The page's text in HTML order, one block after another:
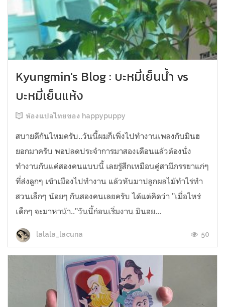
Kyungmin's Blog : บะหมี่เย็นน้ำ vs
บะหมี่เย็นแห้ง
ห้องแปลไทยของ happypuppy
สบายดีกันไหมครับ..วันนี้ผมก็เพิ่งไปทำงานเพลงกับมินฮ
ยอกมาครับ พอปลดประจำการมาสองเดือนแล้วต้องนั่ง
ทำงานกันแค่สองคนแบบนี้ เลยรู้สึกเหมือนคู่สามีภรรยาแก่ๆ
ที่ส่งลูกๆ เข้าเมืองไปทำงาน แล้วหันมาปลูกผลไม้ทำไร่ทำ
สวนเล็กๆ น้อยๆ กันสองคนเลยครับ ได้แต่คิดว่า "เมื่อไหร่
เด็กๆ จะมาหาน้า.."วันนี้ก่อนเริ่มงาน มินฮย...
lalala_lacuna 50